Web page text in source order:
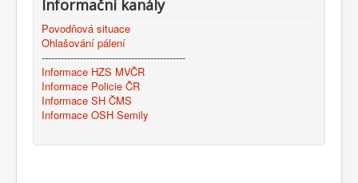
Informační kanály
Povodňová situace
Ohlašování pálení
---------------------------------------------
Informace HZS MVČR
Informace Policie ČR
Informace SH ČMS
Informace OSH Semily